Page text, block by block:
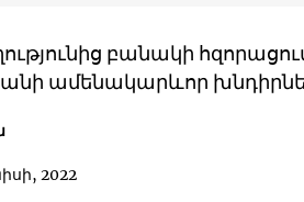
բանակի
ամենակարևոր
2022